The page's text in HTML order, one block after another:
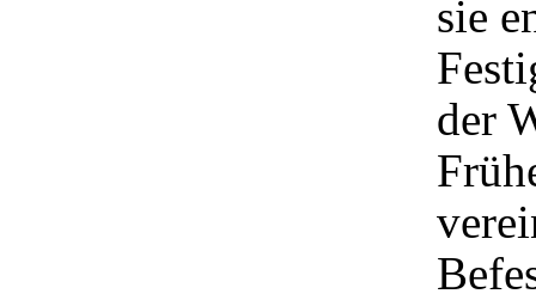
sie
der